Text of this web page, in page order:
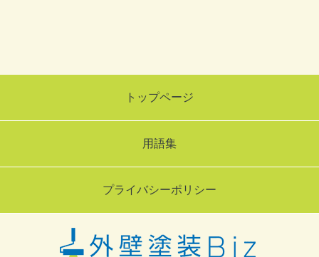
トップページ
用語集
プライバシーポリシー